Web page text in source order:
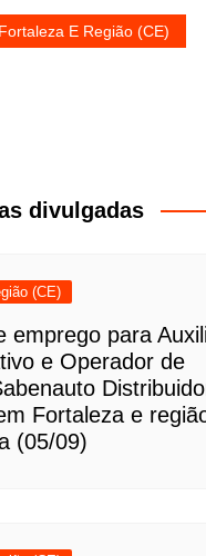
E Região (CE)
divulgadas
(CE)
emprego para
e Operador de
Fortaleza e
(05/09)